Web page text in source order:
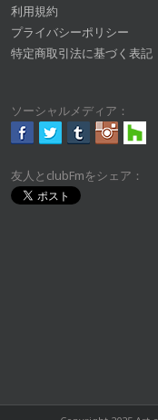
利用規約
プライバシーポリシー
特定商取引法に基づく表記
ソーシャルメディア：
友人とclubFmをシェア：